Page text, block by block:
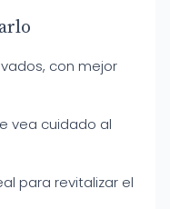
con mejor
vea cuidado al
para revitalizar el